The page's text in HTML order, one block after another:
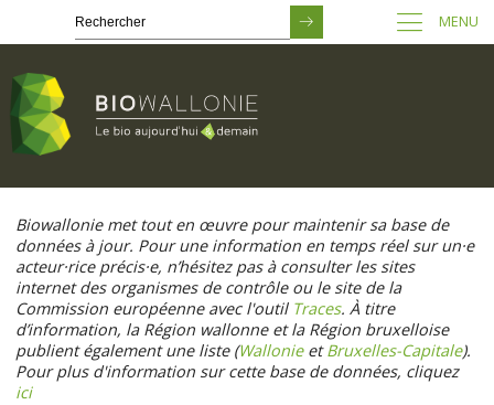
contenu
principal
MENU
Biowallonie met tout en œuvre pour maintenir sa base de
données à jour. Pour une information en temps réel sur un·e
acteur·rice précis·e, n’hésitez pas à consulter les sites
internet des organismes de contrôle ou le site de la
Commission européenne avec l'outil Traces. À titre
d’information, la Région wallonne et la Région bruxelloise
publient également une liste (WallonieetBruxelles-Capitale).
Pour plus d'information sur cette base de données, cliquez
ici